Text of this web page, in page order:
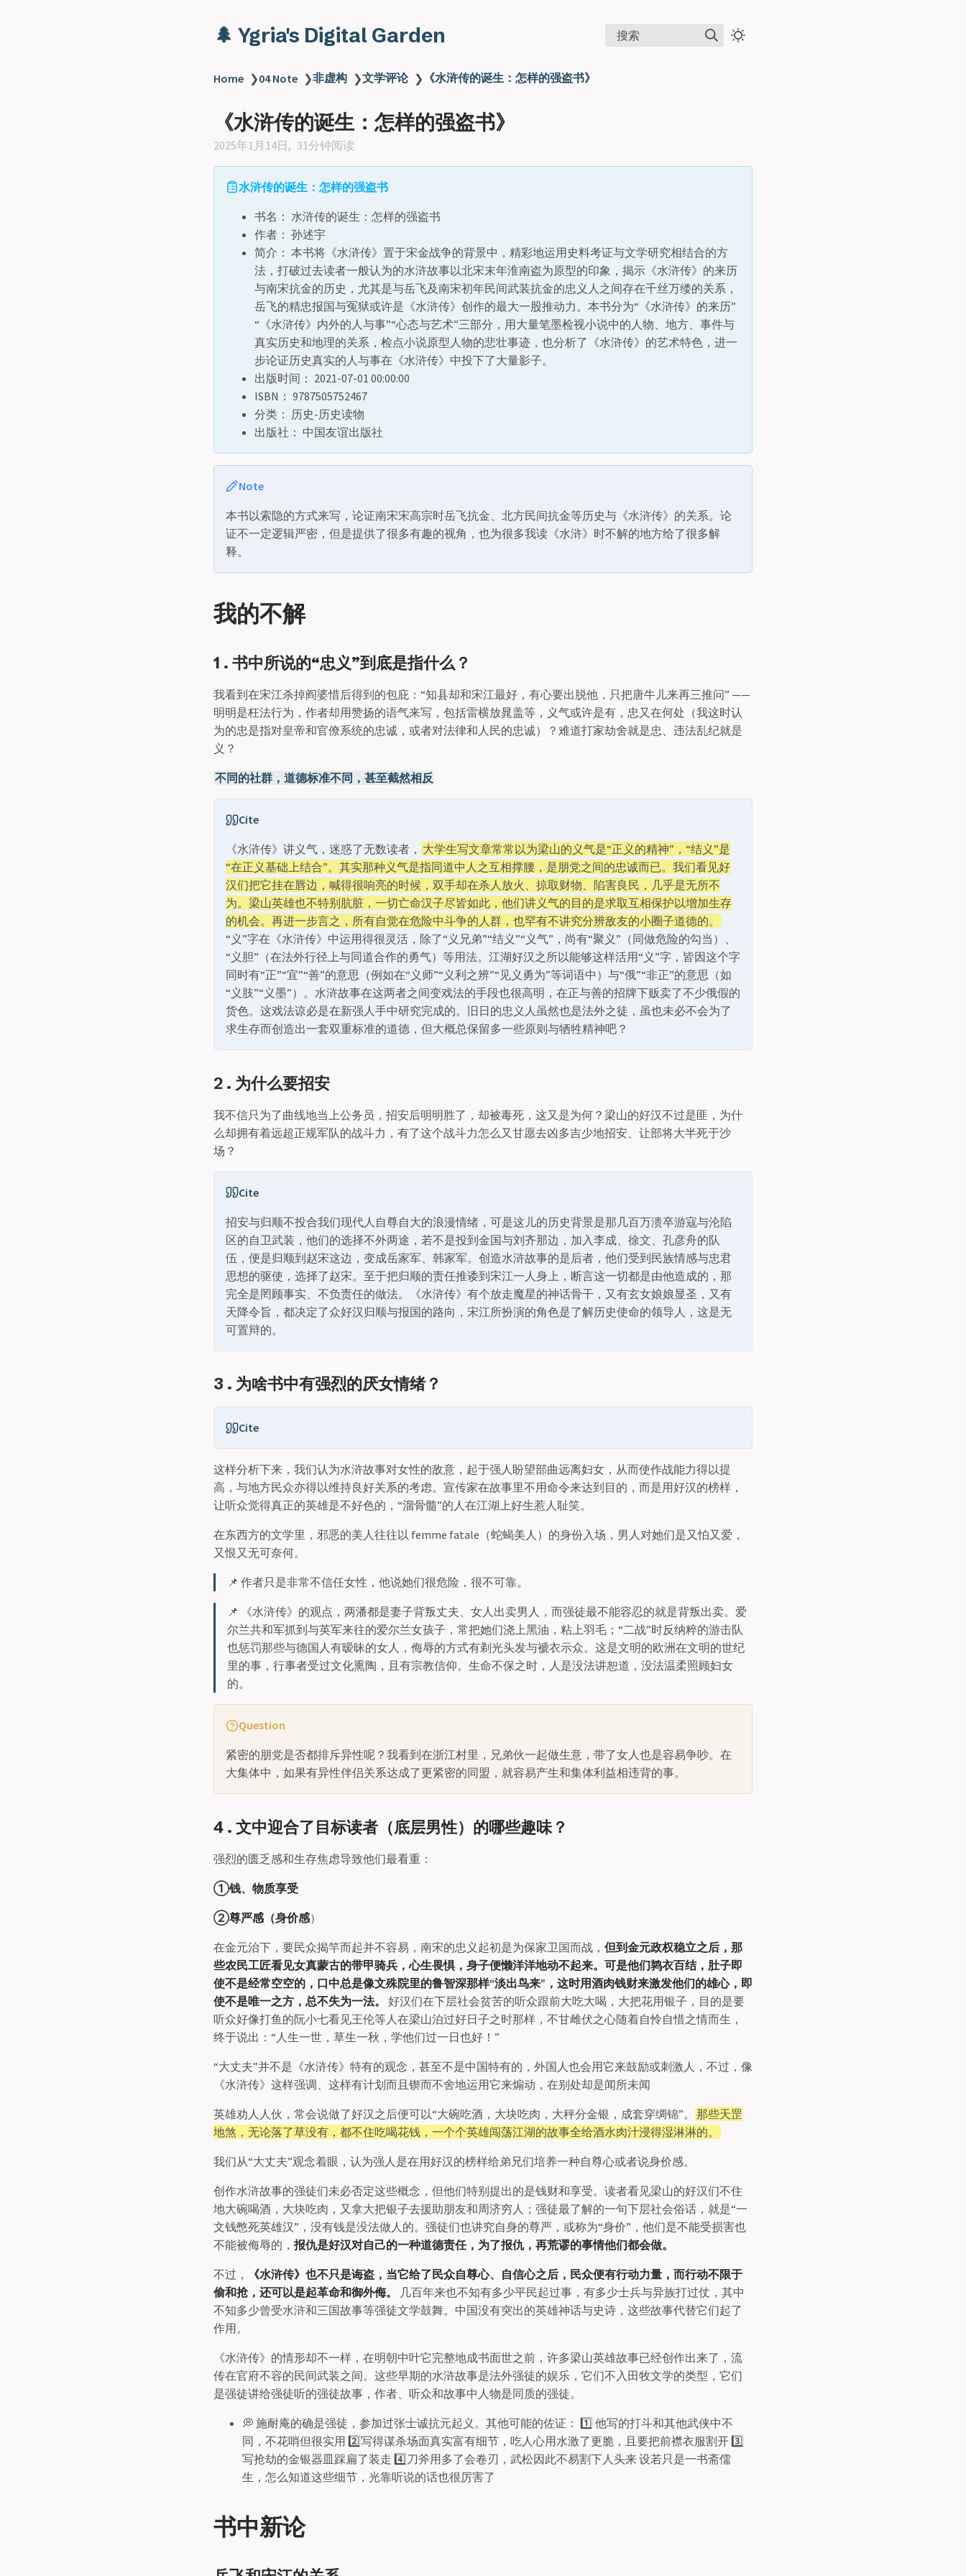
🌲 Ygria's Digital Garden 搜索
Home ❯04 Note ❯非虚构 ❯文学评论 ❯ 《水浒传的诞生：怎样的强盗书》
《水浒传的诞生：怎样的强盗书》
2025年1月14日 31分钟阅读
水浒传的诞生：怎样的强盗书
书名： 水浒传的诞生：怎样的强盗书
作者： 孙述宇
简介： 本书将《水浒传》置于宋金战争的背景中，精彩地运用史料考证与文学研究相结合的方
法，打破过去读者一般认为的水浒故事以北宋末年淮南盗为原型的印象，揭示《水浒传》的来历
与南宋抗金的历史，尤其是与岳飞及南宋初年民间武装抗金的忠义人之间存在千丝万缕的关系，
岳飞的精忠报国与冤狱或许是《水浒传》创作的最大一股推动力。本书分为“《水浒传》的来历”
“《水浒传》内外的人与事”“心态与艺术”三部分，用大量笔墨检视小说中的人物、地方、事件与
真实历史和地理的关系，检点小说原型人物的悲壮事迹，也分析了《水浒传》的艺术特色，进一
步论证历史真实的人与事在《水浒传》中投下了大量影子。
出版时间： 2021-07-01 00:00:00
ISBN： 9787505752467
分类： 历史-历史读物
出版社： 中国友谊出版社
Note
本书以索隐的方式来写，论证南宋宋高宗时岳飞抗金、北方民间抗金等历史与《水浒传》的关系。论
证不一定逻辑严密，但是提供了很多有趣的视角，也为很多我读《水浒》时不解的地方给了很多解
释。
我的不解
1 . 书中所说的“忠义”到底是指什么？
我看到在宋江杀掉阎婆惜后得到的包庇：“知县却和宋江最好，有心要出脱他，只把唐牛儿来再三推问” ——
明明是枉法行为，作者却用赞扬的语气来写，包括雷横放晁盖等，义气或许是有，忠又在何处（我这时认
为的忠是指对皇帝和官僚系统的忠诚，或者对法律和人民的忠诚）？难道打家劫舍就是忠、违法乱纪就是
义？
不同的社群，道德标准不同，甚至截然相反
Cite
《水浒传》讲义气，迷惑了无数读者， 大学生写文章常常以为梁山的义气是“正义的精神”，“结义”是
“在正义基础上结合”。其实那种义气是指同道中人之互相撑腰，是朋党之间的忠诚而已。我们看见好
汉们把它挂在唇边，喊得很响亮的时候，双手却在杀人放火、掠取财物、陷害良民，几乎是无所不
为。梁山英雄也不特别肮脏，一切亡命汉子尽皆如此，他们讲义气的目的是求取互相保护以增加生存
的机会。再进一步言之，所有自觉在危险中斗争的人群，也罕有不讲究分辨敌友的小圈子道德的。
“义”字在《水浒传》中运用得很灵活，除了“义兄弟”“结义”“义气”，尚有“聚义”（同做危险的勾当）、
“义胆”（在法外行径上与同道合作的勇气）等用法。江湖好汉之所以能够这样活用“义”字，皆因这个字
同时有“正”“宜”“善”的意思（例如在“义师”“义利之辨”“见义勇为”等词语中）与“俄”“非正”的意思（如
“义肢”“义墨”）。水浒故事在这两者之间变戏法的手段也很高明，在正与善的招牌下贩卖了不少俄假的
货色。这戏法谅必是在新强人手中研究完成的。旧日的忠义人虽然也是法外之徒，虽也未必不会为了
求生存而创造出一套双重标准的道德，但大概总保留多一些原则与牺牲精神吧？
2 . 为什么要招安
我不信只为了曲线地当上公务员，招安后明明胜了，却被毒死，这又是为何？梁山的好汉不过是匪，为什
么却拥有着远超正规军队的战斗力，有了这个战斗力怎么又甘愿去凶多吉少地招安、让部将大半死于沙
场？
Cite
招安与归顺不投合我们现代人自尊自大的浪漫情绪，可是这儿的历史背景是那几百万溃卒游寇与沦陷
区的自卫武装，他们的选择不外两途，若不是投到金国与刘齐那边，加入李成、徐文、孔彦舟的队
伍，便是归顺到赵宋这边，变成岳家军、韩家军。创造水浒故事的是后者，他们受到民族情感与忠君
思想的驱使，选择了赵宋。至于把归顺的责任推诿到宋江一人身上，断言这一切都是由他造成的，那
完全是罔顾事实、不负责任的做法。《水浒传》有个放走魔星的神话骨干，又有玄女娘娘显圣，又有
天降令旨，都决定了众好汉归顺与报国的路向，宋江所扮演的角色是了解历史使命的领导人，这是无
可置辩的。
3 . 为啥书中有强烈的厌女情绪？
Cite
这样分析下来，我们认为水浒故事对女性的敌意，起于强人盼望部曲远离妇女，从而使作战能力得以提
高，与地方民众亦得以维持良好关系的考虑。宣传家在故事里不用命令来达到目的，而是用好汉的榜样，
让听众觉得真正的英雄是不好色的，“溜骨髓”的人在江湖上好生惹人耻笑。
在东西方的文学里，邪恶的美人往往以 femme fatale（蛇蝎美人）的身份入场，男人对她们是又怕又爱，
又恨又无可奈何。
📌 作者只是非常不信任女性，他说她们很危险，很不可靠。
📌 《水浒传》的观点，两潘都是妻子背叛丈夫、女人出卖男人，而强徒最不能容忍的就是背叛出卖。爱
尔兰共和军抓到与英军来往的爱尔兰女孩子，常把她们浇上黑油，粘上羽毛；“二战”时反纳粹的游击队
也惩罚那些与德国人有暧昧的女人，侮辱的方式有剃光头发与褫衣示众。这是文明的欧洲在文明的世纪
里的事，行事者受过文化熏陶，且有宗教信仰。生命不保之时，人是没法讲恕道，没法温柔照顾妇女
的。
Question
紧密的朋党是否都排斥异性呢？我看到在浙江村里，兄弟伙一起做生意，带了女人也是容易争吵。在
大集体中，如果有异性伴侣关系达成了更紧密的同盟，就容易产生和集体利益相违背的事。
4 . 文中迎合了目标读者（底层男性）的哪些趣味？
强烈的匮乏感和生存焦虑导致他们最看重：
①钱、物质享受
②尊严感（身价感）
在金元治下，要民众揭竿而起并不容易，南宋的忠义起初是为保家卫国而战， 但到金元政权稳立之后，那
些农民工匠看见女真蒙古的带甲骑兵，心生畏惧，身子便懒洋洋地动不起来。可是他们鹑衣百结，肚子即
使不是经常空空的，口中总是像文殊院里的鲁智深那样“淡出鸟来”，这时用酒肉钱财来激发他们的雄心，即
使不是唯一之方，总不失为一法。
好汉们在下层社会贫苦的听众跟前大吃大喝，大把花用银子，目的是要
听众好像打鱼的阮小七看见王伦等人在梁山泊过好日子之时那样，不甘雌伏之心随着自怜自惜之情而生，
终于说出：“人生一世，草生一秋，学他们过一日也好！”
“大丈夫”并不是《水浒传》特有的观念，甚至不是中国特有的，外国人也会用它来鼓励或刺激人，不过，像
《水浒传》这样强调、这样有计划而且锲而不舍地运用它来煽动，在别处却是闻所未闻
英雄劝人人伙，常会说做了好汉之后便可以“大碗吃酒，大块吃肉，大秤分金银，成套穿绸锦”。 那些天罡
地煞，无论落了草没有，都不住吃喝花钱，一个个英雄闯荡江湖的故事全给酒水肉汁浸得湿淋淋的。
我们从“大丈夫”观念着眼，认为强人是在用好汉的榜样给弟兄们培养一种自尊心或者说身价感。
创作水浒故事的强徒们未必否定这些概念，但他们特别提出的是钱财和享受。读者看见梁山的好汉们不住
地大碗喝酒，大块吃肉，又拿大把银子去援助朋友和周济穷人；强徒最了解的一句下层社会俗话，就是“一
文钱憋死英雄汉”，没有钱是没法做人的。强徒们也讲究自身的尊严，或称为“身价”，他们是不能受损害也
不能被侮辱的， 报仇是好汉对自己的一种道德责任，为了报仇，再荒谬的事情他们都会做。
不过，
《水浒传》也不只是诲盗，当它给了民众自尊心、自信心之后，民众便有行动力量，而行动不限于
偷和抢，还可以是起革命和御外侮。
几百年来也不知有多少平民起过事，有多少士兵与异族打过仗，其中
不知多少曾受水浒和三国故事等强徒文学鼓舞。中国没有突出的英雄神话与史诗，这些故事代替它们起了
作用。
《水浒传》的情形却不一样，在明朝中叶它完整地成书面世之前，许多梁山英雄故事已经创作出来了，流
传在官府不容的民间武装之间。这些早期的水浒故事是法外强徒的娱乐，它们不入田牧文学的类型，它们
是强徒讲给强徒听的强徒故事，作者、听众和故事中人物是同质的强徒。
💭 施耐庵的确是强徒，参加过张士诚抗元起义。其他可能的佐证： 1️⃣ 他写的打斗和其他武侠中不
同，不花哨但很实用 2️⃣写得谋杀场面真实富有细节，吃人心用水激了更脆，且要把前襟衣服割开 3️⃣
写抢劫的金银器皿踩扁了装走 4️⃣刀斧用多了会卷刃，武松因此不易割下人头来 设若只是一书斋儒
生，怎么知道这些细节，光靠听说的话也很厉害了
书中新论